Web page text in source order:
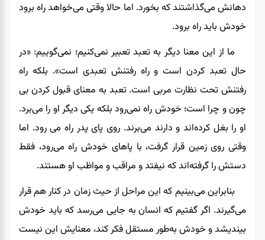
دهانش می‌گذاشتند که بخورد. اما حالا وقتی می‌خواهد راه برود
خودش باید راه برود.
ما از این معنا دیگر به تعبد تعبیر نمی‌کنیم؛ نمی‌گوییم: «در
حال تعبد کردن است و راه رفتنش تعبدی است». بلکه راه
رفتنش تحت نظارت مربی است.تعبد به معنای قبول کردن بی
چون و چرا است؛ خودش راه نمی‌رود بلکه یکی دیگر او را می‌برد.
او را بغل کرده‌اند و دارند می‌برند. روی پای پدر راه می ر‌ود. اما
وقتی روی زمین قرار گرفت، با پاهای خودش راه می‌رود، فقط
دستش را گرفته‌اند که نیفتد و مراقب و مواظب او هستند.
بنابراین می‌بینیم که این مراحل از حیث زمان در کنار هم قرار
می‌گیرند. اگر گفتیم که انسان به جایی می‌رسد که باید خودش
بیندیشد و خودش به‌طور مستقل فکر کند، معنایش این نیست